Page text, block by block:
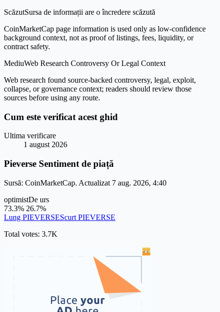
ScăzutSursa de informații are o încredere scăzută
CoinMarketCap page information is used only as low-confidence
background context, not as proof of listings, fees, liquidity, or
contract safety.
MediuWeb Research Controversy Or Legal Context
Web research found source-backed controversy, legal, exploit,
collapse, or governance context; readers should review those
sources before using any route.
Cum este verificat acest ghid
Ultima verificare
1 august 2026
Pieverse Sentiment de piață
Sursă: CoinMarketCap. Actualizat 7 aug. 2026, 4:40
optimistDe urs
73.3% 26.7%
Lung PIEVERSEScurt PIEVERSE
Total votes: 3.7K